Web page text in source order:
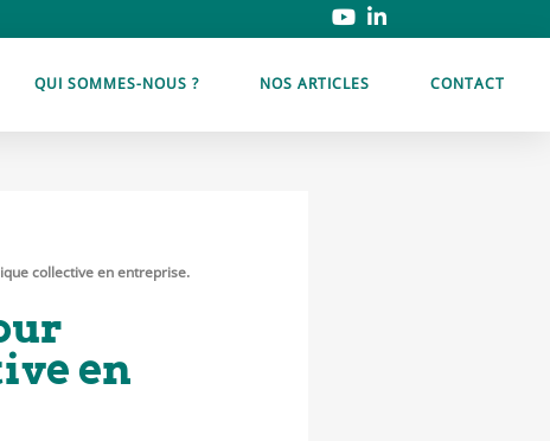
QUI SOMMES-NOUS ? NOS ARTICLES CONTACT
collective en entreprise.
en